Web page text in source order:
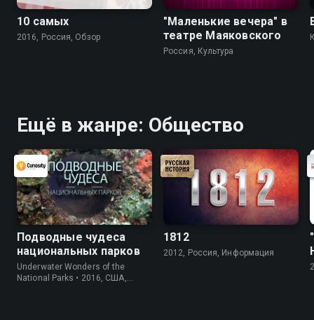
10 самых
2016, Россия, Обзор
"Маленькие вечера" в
театре Маяковского
Россия, Культура
Ещё в жанре: Общество
Подводные чудеса
национальных парков
Underwater Wonders of the
National Parks • 2016, США,
1812
2012, Россия, Информация